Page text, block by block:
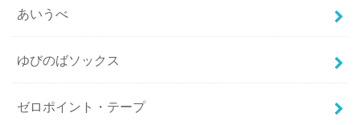
あいうべ
ゆびのばソックス
ゼロポイント・テープ